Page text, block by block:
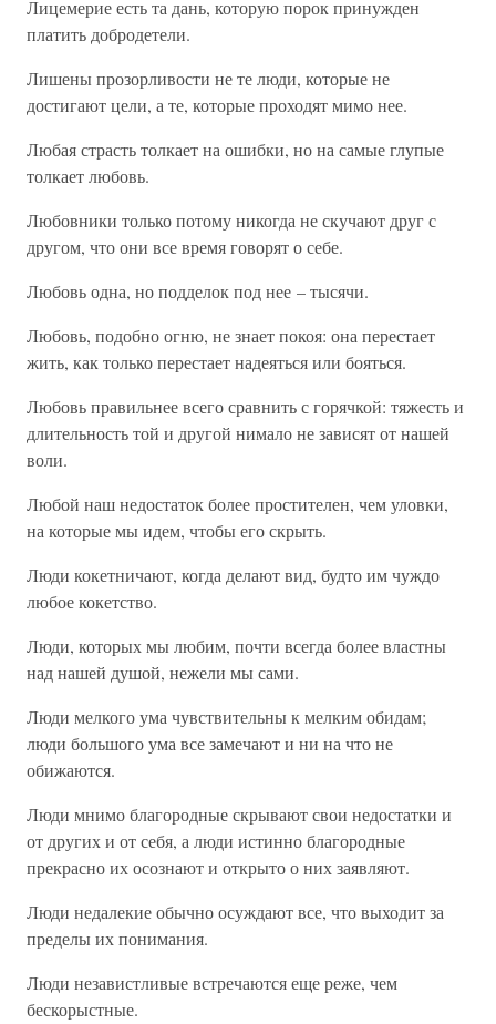
Лицемерие есть та дань, которую порок принужден
платить добродетели.
Лишены прозорливости не те люди, которые не
достигают цели, а те, которые проходят мимо нее.
Любая страсть толкает на ошибки, но на самые глупые
толкает любовь.
Любовники только потому никогда не скучают друг с
другом, что они все время говорят о себе.
Любовь одна, но подделок под нее – тысячи.
Любовь, подобно огню, не знает покоя: она перестает
жить, как только перестает надеяться или бояться.
Любовь правильнее всего сравнить с горячкой: тяжесть и
длительность той и другой нимало не зависят от нашей
воли.
Любой наш недостаток более простителен, чем уловки,
на которые мы идем, чтобы его скрыть.
Люди кокетничают, когда делают вид, будто им чуждо
любое кокетство.
Люди, которых мы любим, почти всегда более властны
над нашей душой, нежели мы сами.
Люди мелкого ума чувствительны к мелким обидам;
люди большого ума все замечают и ни на что не
обижаются.
Люди мнимо благородные скрывают свои недостатки и
от других и от себя, а люди истинно благородные
прекрасно их осознают и открыто о них заявляют.
Люди недалекие обычно осуждают все, что выходит за
пределы их понимания.
Люди независтливые встречаются еще реже, чем
бескорыстные.